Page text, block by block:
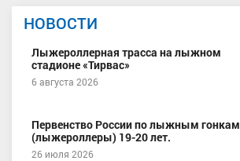
НОВОСТИ
Лыжероллерная трасса на лыжном
стадионе «Тирвас»
6 августа 2026
Первенство России по лыжным гонкам
(лыжероллеры) 19-20 лет.
26 июля 2026